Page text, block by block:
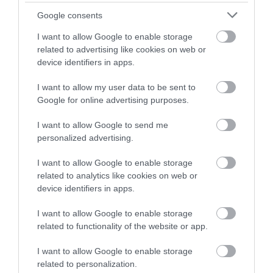
Google consents
I want to allow Google to enable storage
related to advertising like cookies on web or
device identifiers in apps.
I want to allow my user data to be sent to
Google for online advertising purposes.
I want to allow Google to send me
personalized advertising.
I want to allow Google to enable storage
related to analytics like cookies on web or
device identifiers in apps.
I want to allow Google to enable storage
related to functionality of the website or app.
I want to allow Google to enable storage
related to personalization.
Καθαρό και άφθονο νερό σε αυτή
05.08.2026 | 20:00
προκάλεσε αναστάτωση στην
κυκλοφορία
Νύχτα τρόμου στην Εύβοια:
προκάλεσαν σοβαρές ζημιές σε
ταβέρνα
05.08.2026 | 19:20
Ο απόλυτος οδηγός για να ζήσεις
τη Σαντορίνη από τη θάλασσα
Κοριτσάκι βρέθηκε
Χειροπέδες στον
25χρονο πατέρα του
Σοκ σε επαρχιακό
τετραπλή προσπέραση
πάνω σε στροφή
Η λειτουργία στα